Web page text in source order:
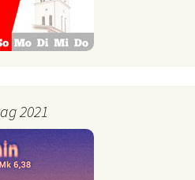
2021